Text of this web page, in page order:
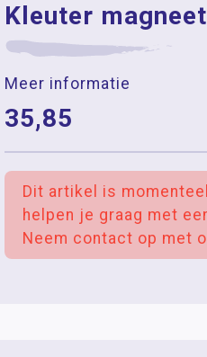
Kleuter
Meer informatie
35,85
Dit artikel is
helpen je graag met
Neem contact op met